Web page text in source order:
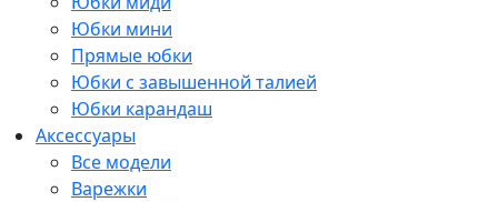
Юбки мини
Прямые юбки
Юбки с завышенной талией
Юбки карандаш
Аксессуары
Все модели
Варежки